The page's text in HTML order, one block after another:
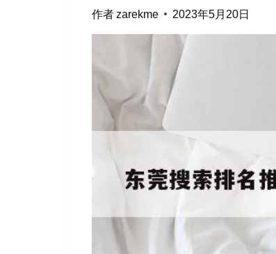
作者zarekme 2023年5月20日